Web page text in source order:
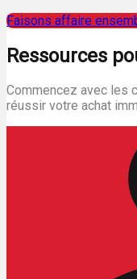
Faisons affaire
Ressources
Commencez avec les
réussir votre achat